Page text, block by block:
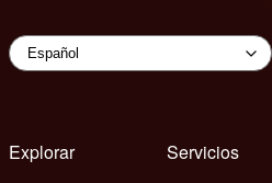
Explorar
Servicios